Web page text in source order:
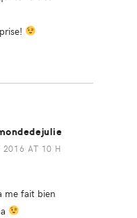
2016 AT 10 H
me fait bien